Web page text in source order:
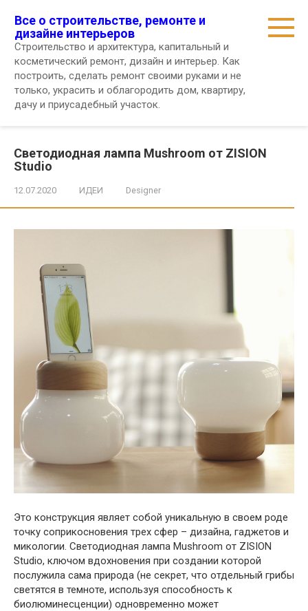
контенту
Все о строительстве, ремонте и
дизайне интерьеров
Строительство и архитектура, капитальный и
косметический ремонт, дизайн и интерьер. Как
построить, сделать ремонт своими руками и не
только, украсить и облагородить дом, квартиру,
дачу и приусадебный участок.
Светодиодная лампа Mushroom от ZISION
Studio
12.07.2020 ИДЕИ Designer
Это конструкция являет собой уникальную в своем роде
точку соприкосновения трех сфер – дизайна, гаджетов и
микологии. Светодиодная лампа Mushroom от ZISION
Studio, ключом вдохновения при создании которой
послужила сама природа (не секрет, что отдельный грибы
светятся в темноте, используя способность к
биолюминесценции) одновременно может